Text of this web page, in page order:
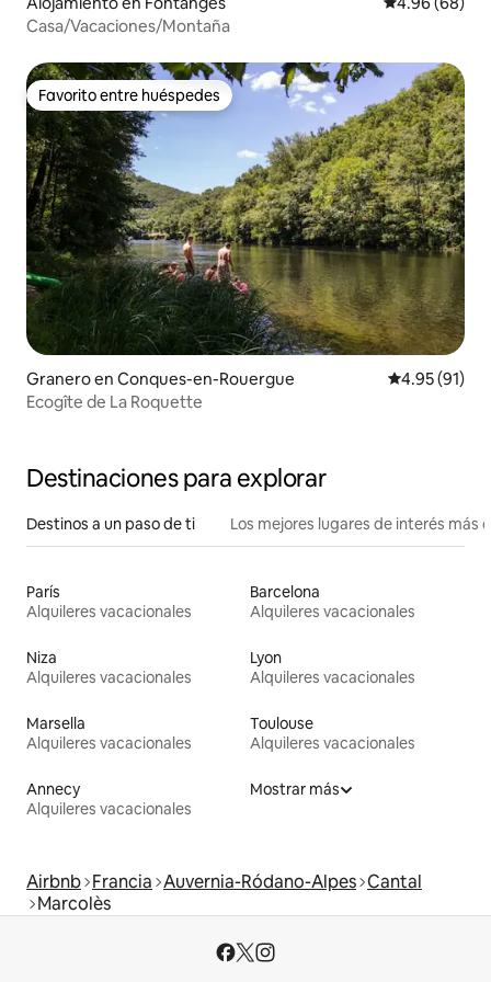
Casa/Vacaciones/Montaña
Favorito entre huéspedes
Favorito entre huéspedes
Granero en Conques-en-Rouergue Calificación
4.95 (91)
Ecogîte de La Roquette
Destinaciones para explorar
Destinos a un paso de ti Los mejores lugares de interés más
París
Alquileres vacacionales
Barcelona
Alquileres vacacionales
Niza
Alquileres vacacionales
Lyon
Alquileres vacacionales
Marsella
Alquileres vacacionales
Toulouse
Alquileres vacacionales
Annecy
Alquileres vacacionales
Mostrar más
Airbnb Francia Auvernia-Ródano-Alpes Cantal
Marcolès